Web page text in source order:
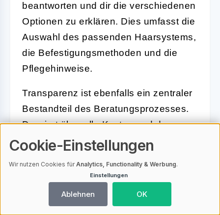
beantworten und dir die verschiedenen
Optionen zu erklären. Dies umfasst die
Auswahl des passenden Haarsystems,
die Befestigungsmethoden und die
Pflegehinweise.
Transparenz ist ebenfalls ein zentraler
Bestandteil des Beratungsprozesses.
Du wirst über alle Kosten und den
Ablauf der Anpassung informiert,
sodass es keine versteckten
Überraschungen gibt. Diese Offenheit
Sicherheit, die richtige Entscheidung
Cookie-Einstellungen
Wir nutzen Cookies fürAnalytics, Functionality & Werbung.
Einstellungen
Ablehnen OK